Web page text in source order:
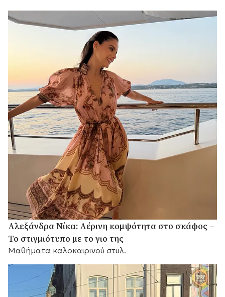
Αλεξάνδρα Νίκα: Αέρινη κομψότητα στο σκάφος –
Το στιγμιότυπο με το γιο της
Μαθήματα καλοκαιρινού στυλ.